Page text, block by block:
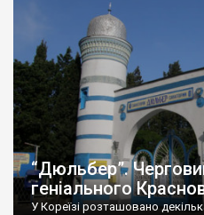
“Дюльбер”.
геніального
У Кореїзі розташовано